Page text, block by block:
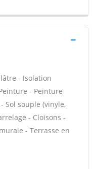
- Isolation
- Peinture
Sol souple (vinyle,
- Cloisons -
- Terrasse en